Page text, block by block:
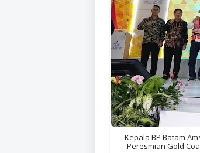
Kepala BP Batam
Peresmian Gold